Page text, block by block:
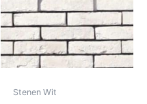
Stenen Wit